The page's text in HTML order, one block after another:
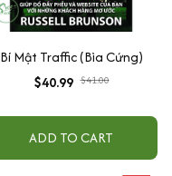
Bí Mật Traffic (Bìa Cứng)
$40.99 $41.00
ADD TO CART